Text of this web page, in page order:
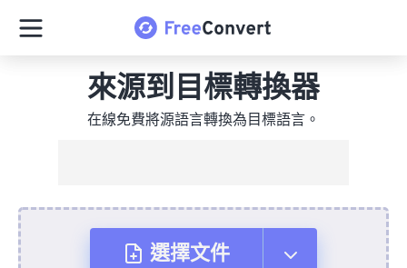
來源到目標轉換器
在線免費將源語言轉換為目標語言。
選擇文件